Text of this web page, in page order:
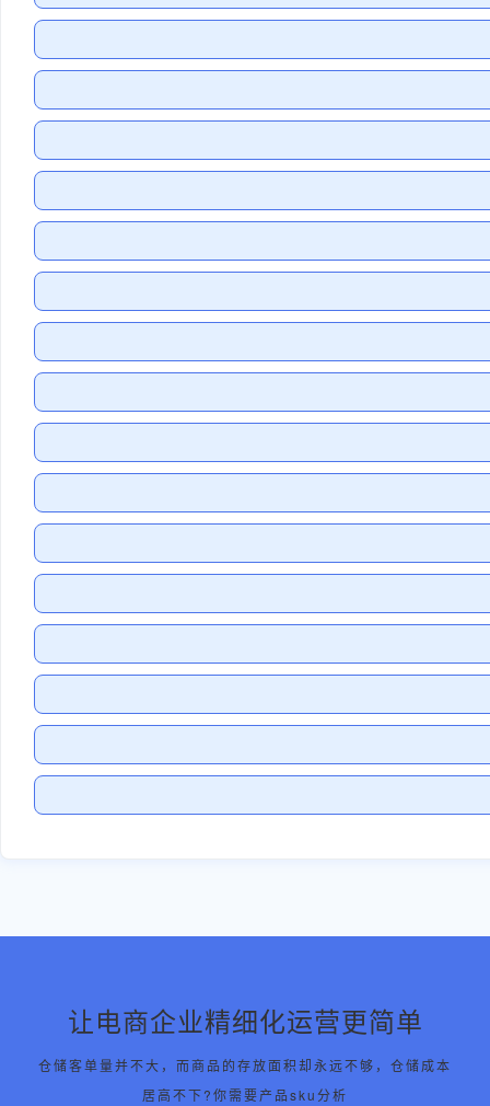
让电商企业精细化运营更简单
仓储客单量并不大，而商品的存放面积却永远不够，仓储成本
居高不下?你需要产品sku分析